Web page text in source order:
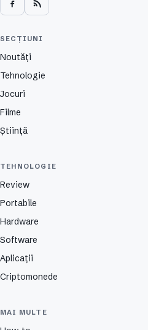
SECȚIUNI
Noutăți
Tehnologie
Jocuri
Filme
Știință
TEHNOLOGIE
Review
Portabile
Hardware
Software
Aplicații
Criptomonede
MAI MULTE